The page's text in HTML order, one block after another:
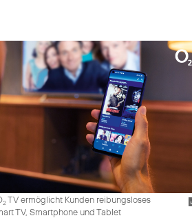
2TV ermöglicht Kunden reibungsloses
TV, Smartphone und Tablet